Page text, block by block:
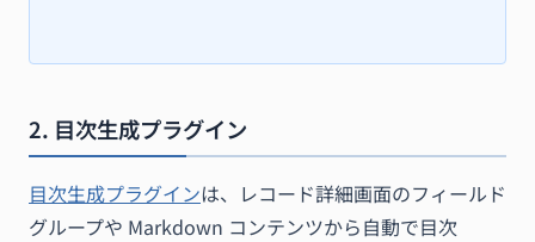
2. 目次生成プラグイン
目次生成プラグインは、レコード詳細画面のフィールド
グループや Markdown コンテンツから自動で目次